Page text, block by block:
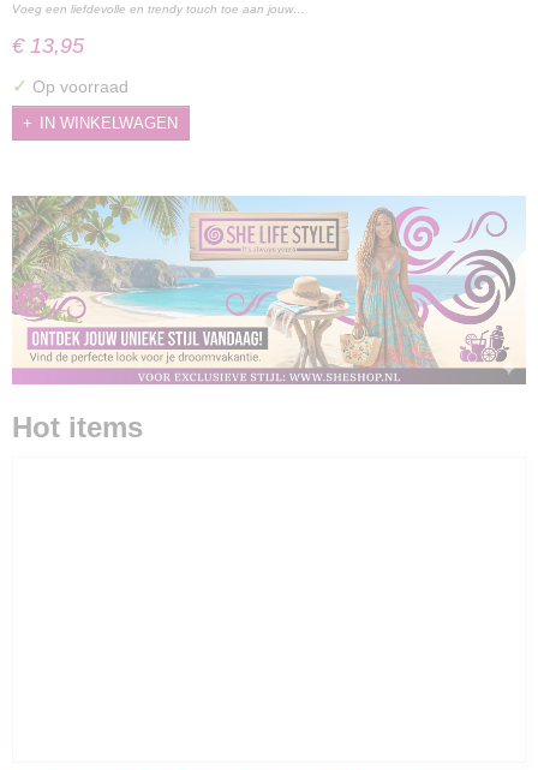
Voeg een liefdevolle en trendy touch toe aan jouw…
€ 13,95
✓ Op voorraad
IN WINKELWAGEN
Hot items